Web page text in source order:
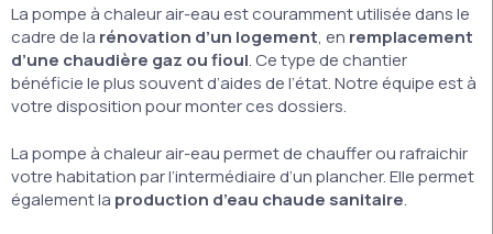
La pompe à chaleur air-eau est couramment utilisée dans le
cadre de la rénovation d’un logement, en remplacement
d’une chaudière gaz ou fioul. Ce type de chantier
bénéficie le plus souvent d’aides de l’état. Notre équipe est à
votre disposition pour monter ces dossiers.
La pompe à chaleur air-eau permet de chauffer ou rafraichir
votre habitation par l’intermédiaire d’un plancher. Elle permet
également la production d’eau chaude sanitaire.